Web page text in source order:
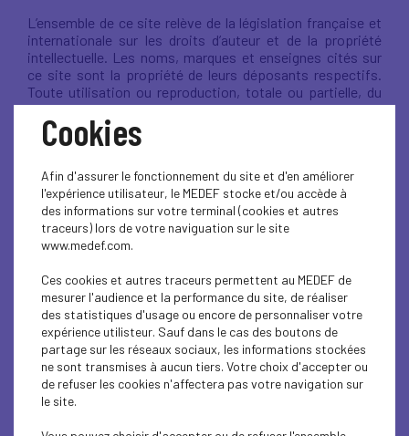
L’ensemble de ce site relève de la législation française et
internationale sur les droits d’auteur et de la propriété
intellectuelle. Les noms, marques et enseignes cités sur
ce site sont la propriété de leurs déposants respectifs.
Toute utilisation ou reproduction, totale ou partielle, du
site, des éléments qui le composent et/ou des
informations qui y figurent, par quelque procédé que ce
soit, constitue une contrefaçon sanctionnée par le Code
Toutefois, les informations propres à ce Site peuvent être
utilisées par des tiers dans les conditions suivantes :
toutes les informations diffusées directement sur le site
par le MEDEF 92, à l’exception de l’iconographie, des
reproduites, représentées ou rediffusées par des tiers
après une simple information préalable du webmestre, à
condition d’en mentionner la source. Elles ne pourront
toutefois être utilisées à des fins commerciales ni
publicitaires. Le MEDEF CALVADOS et / ou le MEDEF se
réserve la possibilité, à tout moment, sans préavis et
sans avoir à motiver sa décision, d’interdire aux tiers
concernés l’utilisation des informations telles que définies
Cookies
Afin d'assurer le fonctionnement du site et d'en améliorer
l'expérience utilisateur, le MEDEF stocke et/ou accède à
des informations sur votre terminal (cookies et autres
traceurs) lors de votre naviguation sur le site
www.medef.com.
Ces cookies et autres traceurs permettent au MEDEF de
mesurer l'audience et la performance du site, de réaliser
des statistiques d'usage ou encore de personnaliser votre
expérience utilisteur. Sauf dans le cas des boutons de
partage sur les réseaux sociaux, les informations stockées
ne sont transmises à aucun tiers. Votre choix d'accepter ou
de refuser les cookies n'affectera pas votre navigation sur
le site.